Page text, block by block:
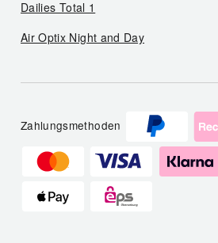
Dailies Total 1
Air Optix Night and Day
Zahlungsmethoden